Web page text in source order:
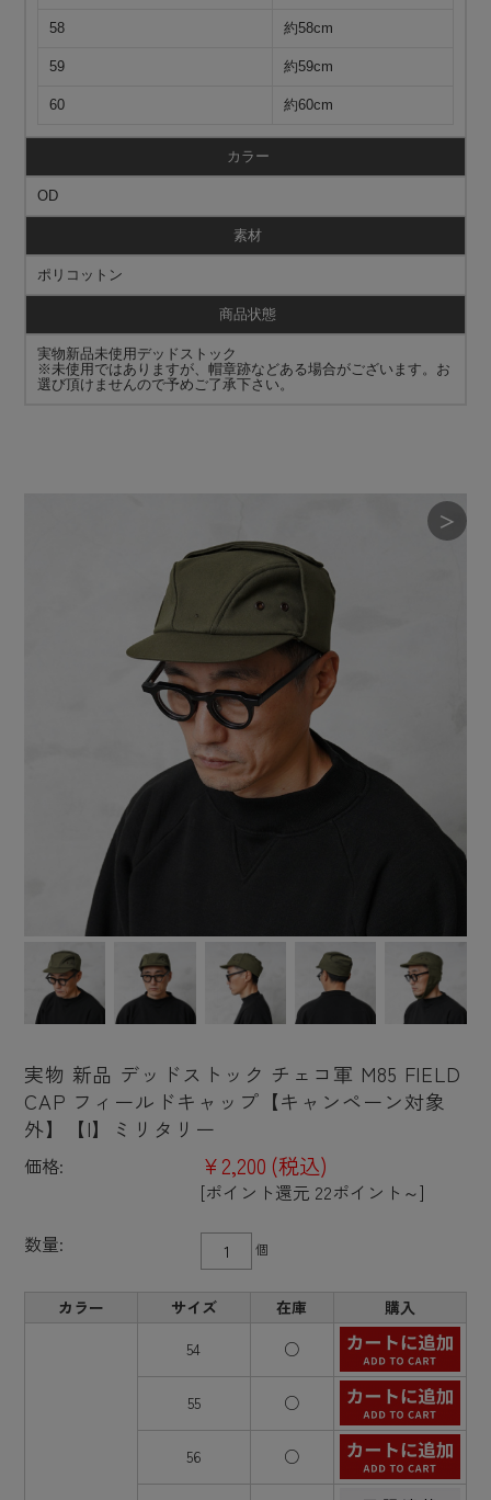
58 約58cm
59 約59cm
60 約60cm
カラー
OD
素材
ポリコットン
商品状態
実物新品未使用デッドストック
※未使用ではありますが、帽章跡などある場合がございます。お
選び頂けませんので予めご了承下さい。
＞
実物 新品 デッドストック チェコ軍 M85 FIELD
CAP フィールドキャップ【キャンペーン対象
外】【I】ミリタリー
価格: ¥2,200 (税込)
[ポイント還元 22ポイント～]
数量:
個
カラー サイズ 在庫 購入
54 ○
55 ○
56 ○